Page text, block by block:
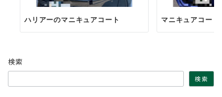
ハリアーのマニキュアコート マニキュアコート
検索
検索